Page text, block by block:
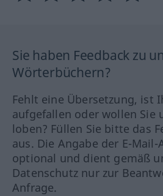
Sie haben Feedback zu
Wörterbüchern?
Fehlt eine Übersetzung, ist
aufgefallen oder wollen Sie
loben? Füllen Sie bitte das
aus. Die Angabe der E-Mail-
optional und dient gemäß
Datenschutz nur zur
Anfrage.